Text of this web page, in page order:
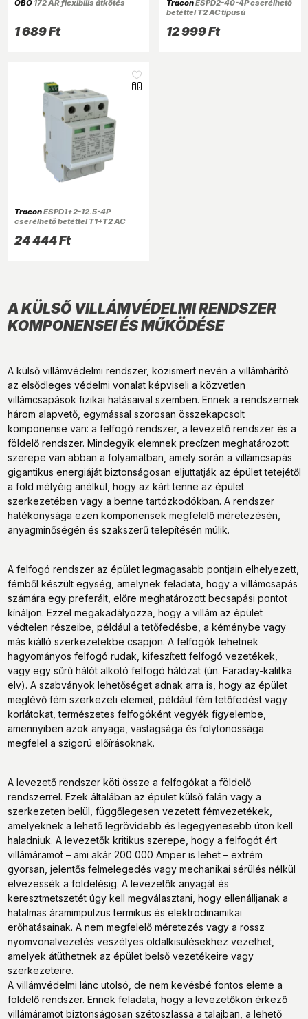
OBO 172 AR flexibilis átkötés
1 689 Ft
TraconESPD2-40-4P cserélhető
betéttel T2 AC típusú
12 999 Ft
TraconESPD1+2-12.5-4P
cserélhető betéttel T1+T2 AC
24 444 Ft
A KÜLSŐ VILLÁMVÉDELMI RENDSZER
KOMPONENSEI ÉS MŰKÖDÉSE
A külső villámvédelmi rendszer, közismert nevén a villámhárító
az elsődleges védelmi vonalat képviseli a közvetlen
villámcsapások fizikai hatásaival szemben. Ennek a rendszernek
három alapvető, egymással szorosan összekapcsolt
komponense van: a felfogó rendszer, a levezető rendszer és a
földelő rendszer. Mindegyik elemnek precízen meghatározott
szerepe van abban a folyamatban, amely során a villámcsapás
gigantikus energiáját biztonságosan eljuttatják az épület tetejétől
a föld mélyéig anélkül, hogy az kárt tenne az épület
szerkezetében vagy a benne tartózkodókban. A rendszer
hatékonysága ezen komponensek megfelelő méretezésén,
anyagminőségén és szakszerű telepítésén múlik.
A felfogó rendszer az épület legmagasabb pontjain elhelyezett,
fémből készült egység, amelynek feladata, hogy a villámcsapás
számára egy preferált, előre meghatározott becsapási pontot
kínáljon. Ezzel megakadályozza, hogy a villám az épület
védtelen részeibe, például a tetőfedésbe, a kéménybe vagy
más kiálló szerkezetekbe csapjon. A felfogók lehetnek
hagyományos felfogó rudak, kifeszített felfogó vezetékek,
vagy egy sűrű hálót alkotó felfogó hálózat (ún. Faraday-kalitka
elv). A szabványok lehetőséget adnak arra is, hogy az épület
meglévő fém szerkezeti elemeit, például fém tetőfedést vagy
korlátokat, természetes felfogóként vegyék figyelembe,
amennyiben azok anyaga, vastagsága és folytonossága
megfelel a szigorú előírásoknak.
A levezető rendszer köti össze a felfogókat a földelő
rendszerrel. Ezek általában az épület külső falán vagy a
szerkezeten belül, függőlegesen vezetett fémvezetékek,
amelyeknek a lehető legrövidebb és legegyenesebb úton kell
haladniuk. A levezetők kritikus szerepe, hogy a felfogót ért
villámáramot – ami akár 200 000 Amper is lehet – extrém
gyorsan, jelentős felmelegedés vagy mechanikai sérülés nélkül
elvezessék a földelésig. A levezetők anyagát és
keresztmetszetét úgy kell megválasztani, hogy ellenálljanak a
hatalmas áramimpulzus termikus és elektrodinamikai
erőhatásainak. A nem megfelelő méretezés vagy a rossz
nyomvonalvezetés veszélyes oldalkisülésekhez vezethet,
amelyek átüthetnek az épület belső vezetékeire vagy
szerkezeteire.
A villámvédelmi lánc utolsó, de nem kevésbé fontos eleme a
földelő rendszer. Ennek feladata, hogy a levezetőkön érkező
villámáramot biztonságosan szétoszlassa a talajban, a lehető